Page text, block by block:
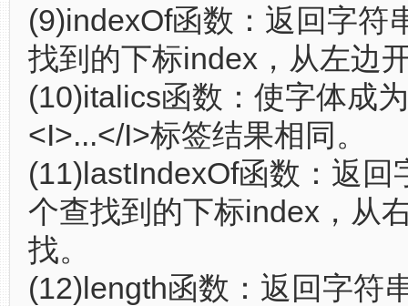
(9)indexOf函数：返回字符
找到的下标index，从左边
(10)italics函数：使字体成
<I>...</I>标签结果相同。
(11)lastIndexOf函数：返回
个查找到的下标index，从
找。
(12)length函数：返回字符